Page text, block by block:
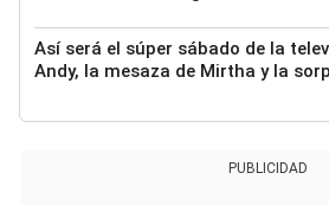
Así será el súper sábado de la
Andy, la mesaza de Mirtha y la
PUBLICIDAD